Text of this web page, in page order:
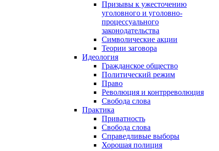
Призывы к ужесточению
уголовного и уголовно-
процессуального
законодательства
Символические акции
Теории заговора
Идеология
Гражданское общество
Политический режим
Право
Революция и контрреволюция
Свобода слова
Практика
Приватность
Свобода слова
Справедливые выборы
Хорошая полиция